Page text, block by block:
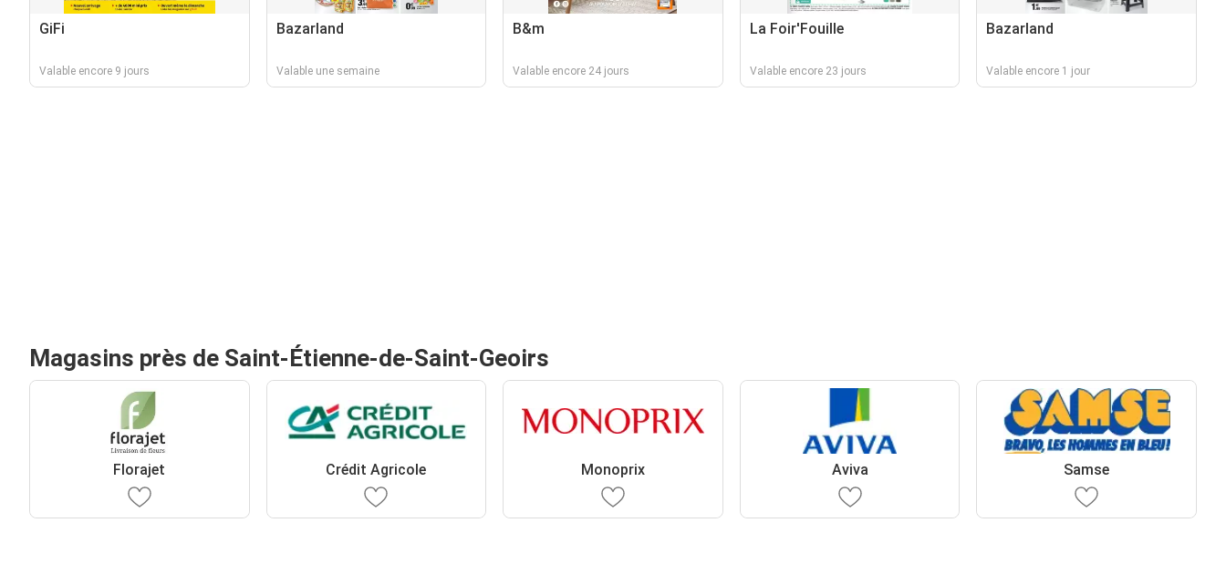
GiFi
Valable encore 9 jours
Bazarland
Valable une semaine
B&m
Valable encore 24 jours
La Foir'Fouille
Valable encore 23 jours
Bazarland
Valable encore 1 jour
Magasins près de Saint-Étienne-de-Saint-Geoirs
Florajet Crédit Agricole Monoprix Aviva Samse